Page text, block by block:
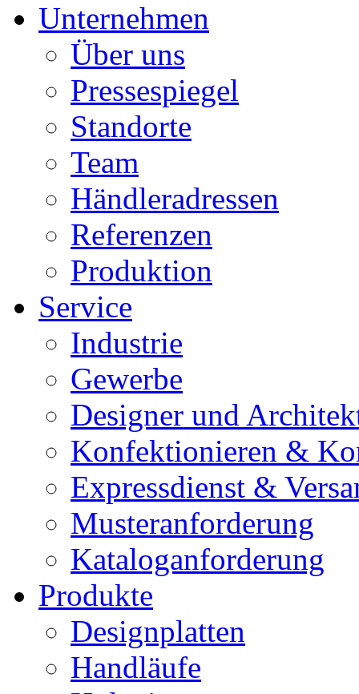
Unternehmen
Über uns
Pressespiegel
Standorte
Team
Händleradressen
Referenzen
Produktion
Service
Industrie
Gewerbe
Designer und
Konfektionieren &
Expressdienst &
Musteranforderung
Kataloganforderung
Produkte
Designplatten
Handläufe